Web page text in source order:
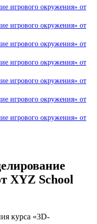
игрового окружения» от
игрового окружения» от
игрового окружения» от
игрового окружения» от
игрового окружения» от
игрового окружения» от
игрового окружения» от
XYZ School
курса «3D-